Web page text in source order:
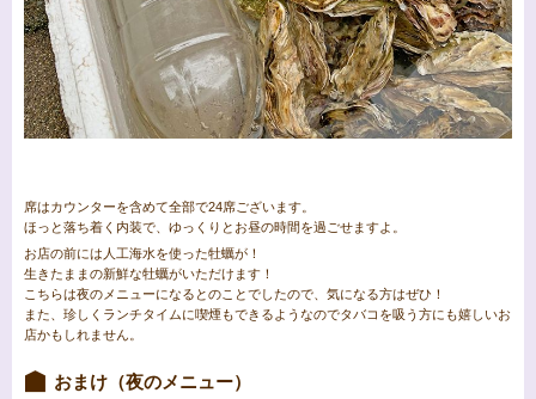
席はカウンターを含めて全部で24席ございます。
ほっと落ち着く内装で、ゆっくりとお昼の時間を過ごせますよ。
お店の前には人工海水を使った牡蠣が！
生きたままの新鮮な牡蠣がいただけます！
こちらは夜のメニューになるとのことでしたので、 気になる方はぜひ！
また、珍しくランチタイムに喫煙もできるようなのでタバコを吸う方にも嬉しいお
店かもしれません。
おまけ（夜のメニュー）